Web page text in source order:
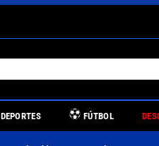
DEPORTES FÚTBOL